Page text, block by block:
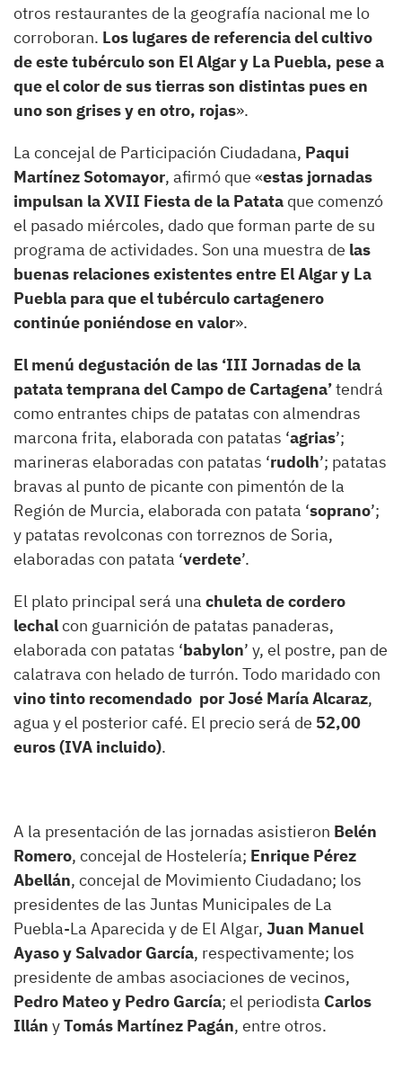
otros restaurantes de la geografía nacional me lo
corroboran. Los lugares de referencia del cultivo
de este tubérculo son El Algar y La Puebla, pese a
que el color de sus tierras son distintas pues en
uno son grises y en otro, rojas».
La concejal de Participación Ciudadana, Paqui
Martínez Sotomayor, afirmó que «estas jornadas
impulsan la XVII Fiesta de la Patata que comenzó
el pasado miércoles, dado que forman parte de su
programa de actividades. Son una muestra de las
buenas relaciones existentes entre El Algar y La
Puebla para que el tubérculo cartagenero
continúe poniéndose en valor».
El menú degustación de las ‘III Jornadas de la
patata temprana del Campo de Cartagena’tendrá
como entrantes chips de patatas con almendras
marcona frita, elaborada con patatas ‘agrias’;
marineras elaboradas con patatas ‘rudolh’; patatas
bravas al punto de picante con pimentón de la
Región de Murcia, elaborada con patata ‘soprano’;
y patatas revolconas con torreznos de Soria,
elaboradas con patata ‘verdete’.
El plato principal será una chuleta de cordero
lechalcon guarnición de patatas panaderas,
elaborada con patatas ‘babylon’ y, el postre, pan de
calatrava con helado de turrón. Todo maridado con
vino tinto recomendado por José María Alcaraz,
agua y el posterior café. El precio será de 52,00
euros (IVA incluido).
A la presentación de las jornadas asistieron Belén
Romero, concejal de Hostelería; Enrique Pérez
Abellán, concejal de Movimiento Ciudadano; los
presidentes de las Juntas Municipales de La
Puebla-La Aparecida y de El Algar, Juan Manuel
Ayaso y Salvador García, respectivamente; los
presidente de ambas asociaciones de vecinos,
Pedro Mateo y Pedro García; el periodista Carlos
Illán yTomás Martínez Pagán, entre otros.